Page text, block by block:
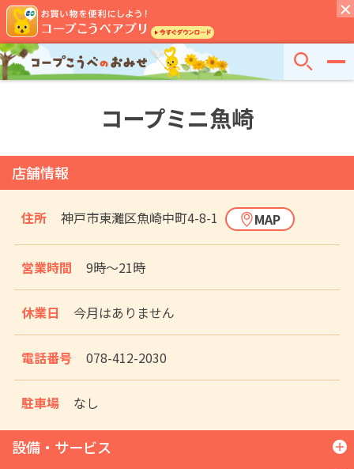
コープミニ魚崎
店舗情報
住所 神戸市東灘区魚崎中町4-8-1 MAP
営業時間 9時〜21時
休業日 今月はありません
電話番号 078-412-2030
駐車場 なし
設備・サービス